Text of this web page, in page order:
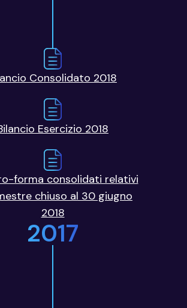
Consolidato 2018
Esercizio 2018
forma consolidati relativi
chiuso al 30 giugno
2018
2017